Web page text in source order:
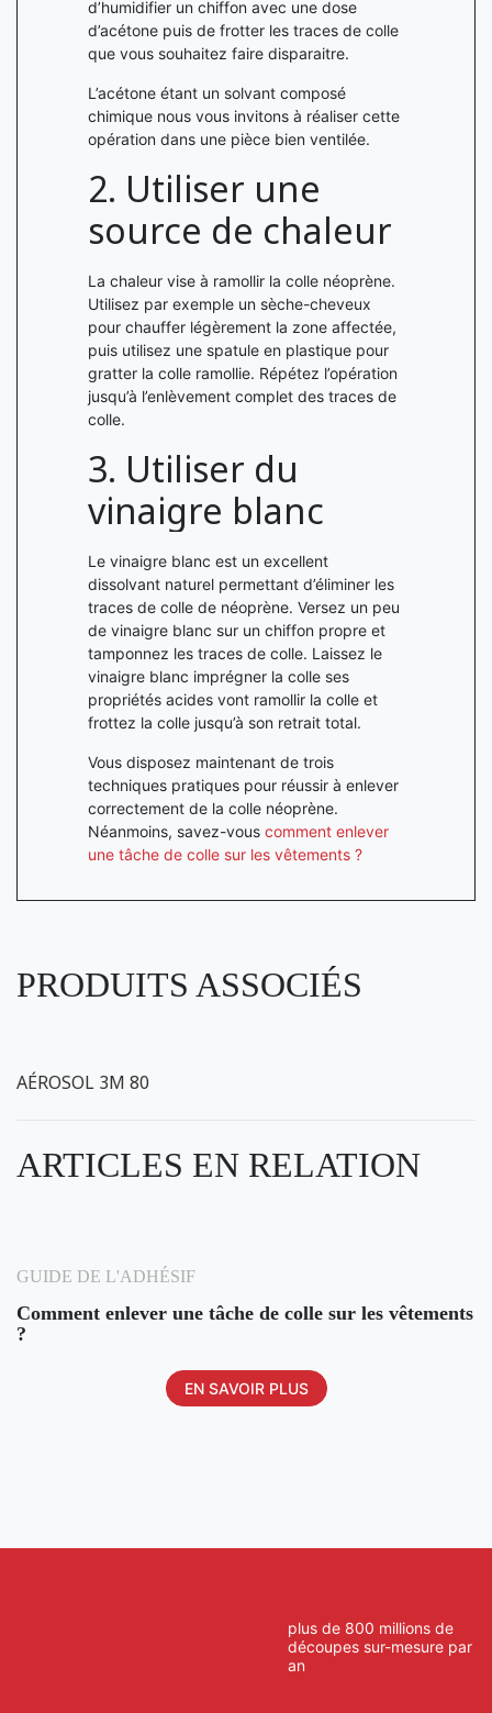
d’humidifier un chiffon avec une dose
d’acétone puis de frotter les traces de colle
que vous souhaitez faire disparaitre.
L’acétone étant un solvant composé
chimique nous vous invitons à réaliser cette
opération dans une pièce bien ventilée.
2. Utiliser une
source de chaleur
La chaleur vise à ramollir la colle néoprène.
Utilisez par exemple un sèche-cheveux
pour chauffer légèrement la zone affectée,
puis utilisez une spatule en plastique pour
gratter la colle ramollie. Répétez l’opération
jusqu’à l’enlèvement complet des traces de
colle.
3. Utiliser du
vinaigre blanc
Le vinaigre blanc est un excellent
dissolvant naturel permettant d’éliminer les
traces de colle de néoprène. Versez un peu
de vinaigre blanc sur un chiffon propre et
tamponnez les traces de colle. Laissez le
vinaigre blanc imprégner la colle ses
propriétés acides vont ramollir la colle et
frottez la colle jusqu’à son retrait total.
Vous disposez maintenant de trois
techniques pratiques pour réussir à enlever
correctement de la colle néoprène.
Néanmoins, savez-vous comment enlever
une tâche de colle sur les vêtements ?
PRODUITS ASSOCIÉS
AÉROSOL 3M 80
ARTICLES EN RELATION
GUIDE DE L'ADHÉSIF
comment enlever une tâche de colle sur les vêtements
?
EN SAVOIR PLUS
plus de 800 millions de
découpes sur-mesure par
an